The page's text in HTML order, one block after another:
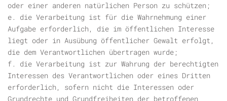
oder einer anderen natürlichen Person zu schützen;
e. die Verarbeitung ist für die Wahrnehmung einer
Aufgabe erforderlich, die im öffentlichen Interesse
liegt oder in Ausübung öffentlicher Gewalt erfolgt,
die dem Verantwortlichen übertragen wurde;
f. die Verarbeitung ist zur Wahrung der berechtigten
Interessen des Verantwortlichen oder eines Dritten
erforderlich, sofern nicht die Interessen oder
Grundrechte und Grundfreiheiten der betroffenen